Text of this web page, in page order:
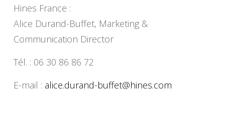
Hines France :
Alice Durand-Buffet, Marketing &
Communication Director
Tél. : 06 30 86 86 72
E-mail : alice.durand-buffet@hines.com